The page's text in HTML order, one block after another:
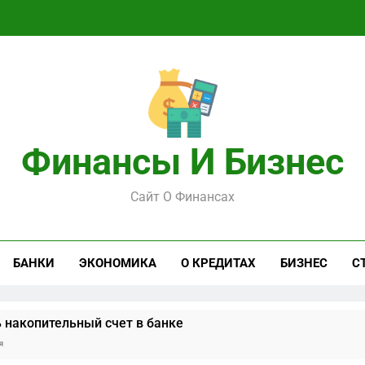
Финансы И Бизнес
Сайт О Финансах
БАНКИ ЭКОНОМИКА О КРЕДИТАХ БИЗНЕС
счет в банке